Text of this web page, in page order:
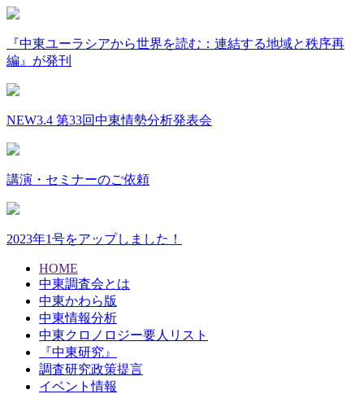
『中東ユーラシアから世界を読む：連結する地域と秩序再
編』が発刊
NEW3.4 第33回中東情勢分析発表会
講演・セミナーのご依頼
2023年1号をアップしました！
HOME
中東調査会とは
中東かわら版
中東情報分析
中東クロノロジー要人リスト
『中東研究』
調査研究政策提言
イベント情報